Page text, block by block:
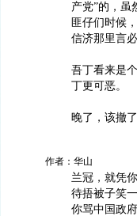
产党”的，虽
匪仔们时候
信济那里言必
吾丁看来是
丁更可恶。
晚了，该撤
作者：华山
兰冠，就凭
待捂被子笑
你骂中国政